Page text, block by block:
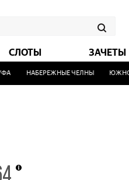
СЛОТЫ ЗАЧЕТЫ
НАБЕРЕЖНЫЕ ЧЕЛНЫ ЮЖНО-